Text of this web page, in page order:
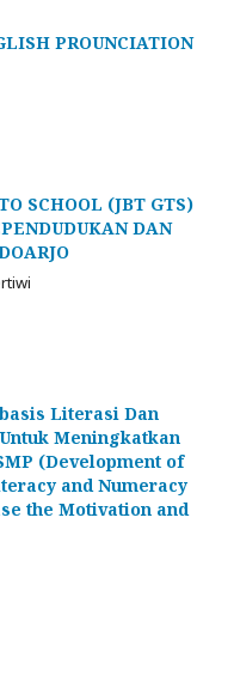
PROUNCIATION
SCHOOL (JBT GTS)
DAN
Literasi Dan
Meningkatkan
(Development of
and Numeracy
the Motivation and